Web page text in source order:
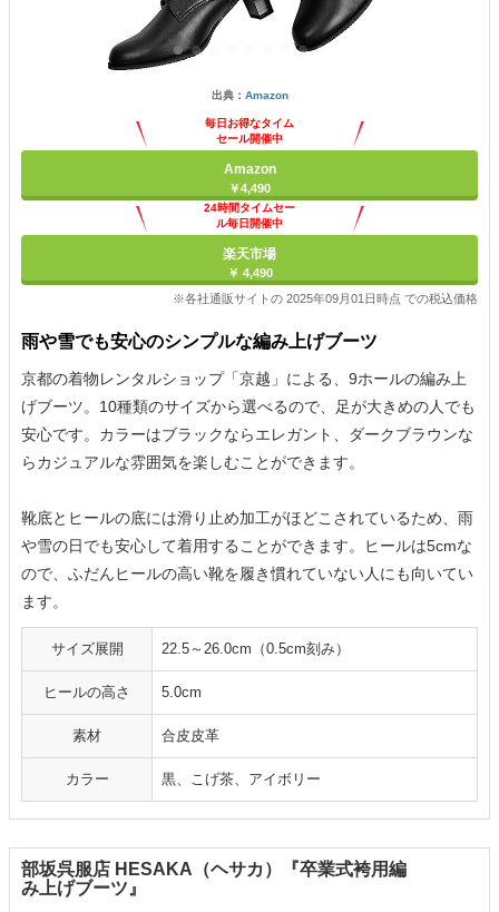
出典： Amazon
毎日お得なタイム
セール開催中
Amazon
￥4,490
24時間タイムセー
ル毎日開催中
楽天市場
￥ 4,490
※各社通販サイトの 2025年09月01日時点 での税込価格
雨や雪でも安心のシンプルな編み上げブーツ
京都の着物レンタルショップ「京越」による、9ホールの編み上
げブーツ。10種類のサイズから選べるので、足が大きめの人でも
安心です。カラーはブラックならエレガント、ダークブラウンな
らカジュアルな雰囲気を楽しむことができます。
靴底とヒールの底には滑り止め加工がほどこされているため、雨
や雪の日でも安心して着用することができます。ヒールは5cmな
ので、ふだんヒールの高い靴を履き慣れていない人にも向いてい
ます。
サイズ展開 22.5～26.0cm（0.5cm刻み）
ヒールの高さ 5.0cm
素材 合皮皮革
カラー 黒、こげ茶、アイボリー
部坂呉服店 HESAKA（ヘサカ）『卒業式袴用編
み上げブーツ』